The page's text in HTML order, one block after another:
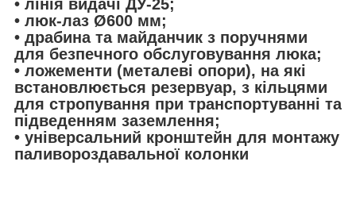
• лінія видачі ДУ-25;
• люк-лаз Ø600 мм;
• драбина та майданчик з поручнями
для безпечного обслуговування люка;
• ложементи (металеві опори), на які
встановлюється резервуар, з кільцями
для стропування при транспортуванні та
підведенням заземлення;
• універсальний кронштейн для монтажу
паливороздавальної колонки